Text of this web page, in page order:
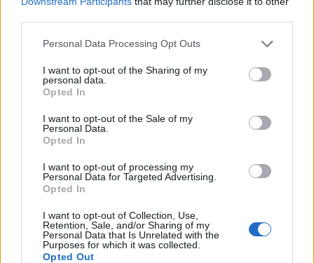
Please note that this website/app uses one or more Google
not limited to your visit or usage behaviour. You may click to
grant or deny consent to Google and its third-party tags to
use your data for below specified purposes in below Google
consent section.
Personal Data Processing Opt Outs
I want to opt-out of the Sharing of my
personal data.
Opted In
I want to opt-out of the Sale of my
Personal Data.
Opted In
I want to opt-out of processing my
Personal Data for Targeted Advertising.
Opted In
I want to opt-out of Collection, Use,
Retention, Sale, and/or Sharing of my
Personal Data that Is Unrelated with the
Purposes for which it was collected.
Opted Out
bojl
17 éve
@Zsoldos: A légiósok közül Andreas Byströmöt és
A többiekről szeretnénk, ha már az új edző döntene”
– mondta a szakosztály-igazgató.
Leo945
17 éve
Hááát, azért Jason is maradhatott volna... Remélem,
tényleg Nathan és Byström maradnak...Leginkább
persze előbbi... Egyre jobban érdekel, mi lesz az a
nagy bejelentés...